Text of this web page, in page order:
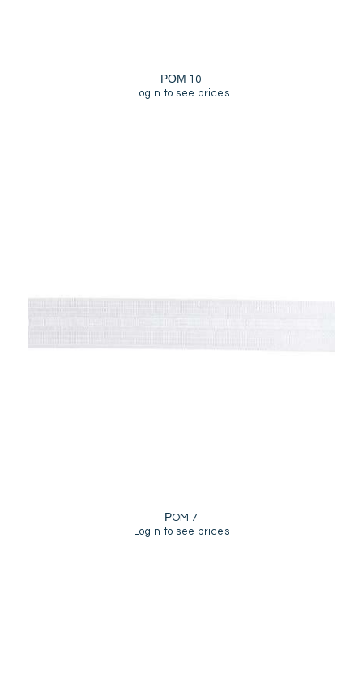
ΡΟΜ 10
Login to see prices
ΡOM 7
Login to see prices